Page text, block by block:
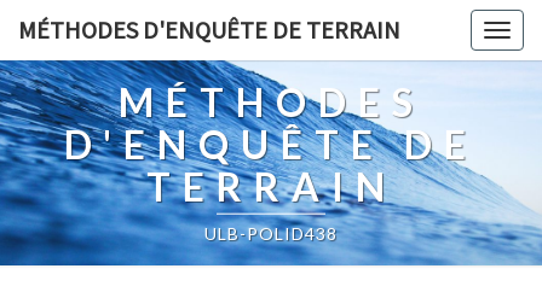
MÉTHODES D'ENQUÊTE DE TERRAIN
MÉTHODES
D'ENQUÊTE DE
TERRAIN
ULB-POLID438